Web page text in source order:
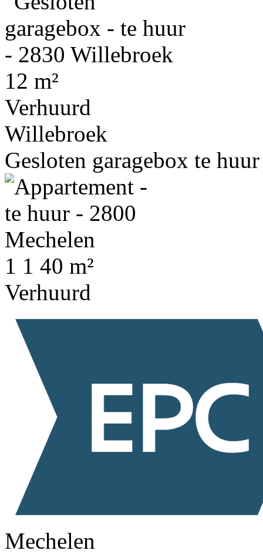
12 m²
Verhuurd
Willebroek
Gesloten garagebox te huur
1 1 40 m²
Verhuurd
Mechelen